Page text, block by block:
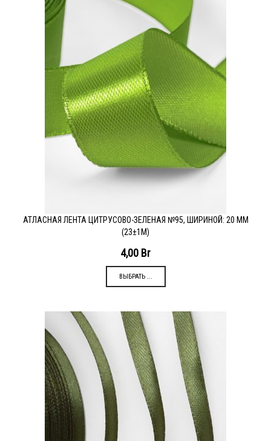
АТЛАСНАЯ ЛЕНТА ЦИТРУСОВО-ЗЕЛЕНАЯ №95, ШИРИНОЙ: 20 ММ
(23±1М)
4,00 Br
ВЫБРАТЬ ...